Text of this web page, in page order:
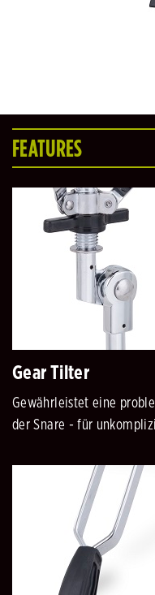
FEATURES
Gear Tilter
Gewährleistet eine
der Snare - für